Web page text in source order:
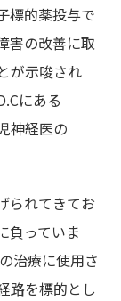
標的薬投与で
害の改善に取
が示唆され
にある
神経医の
られてきてお
負っていま
治療に使用さ
路を標的とし